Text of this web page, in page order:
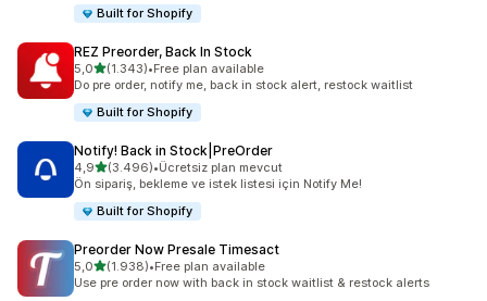
Built for Shopify
REZ Preorder, Back In Stock
5,05 yıldız üzerinden
(1.343)
toplam 1343 değerlendirme
•Free plan available
Do pre order, notify me, back in stock alert, restock waitlist
Built for Shopify
Notify! Back in Stock|PreOrder
4,95 yıldız üzerinden
(3.496)
toplam 3496 değerlendirme
•Ücretsiz plan mevcut
Ön sipariş, bekleme ve istek listesi için Notify Me!
Built for Shopify
Preorder Now Presale Timesact
5,05 yıldız üzerinden
(1.938)
toplam 1938 değerlendirme
•Free plan available
Use pre order now with back in stock waitlist & restock alerts